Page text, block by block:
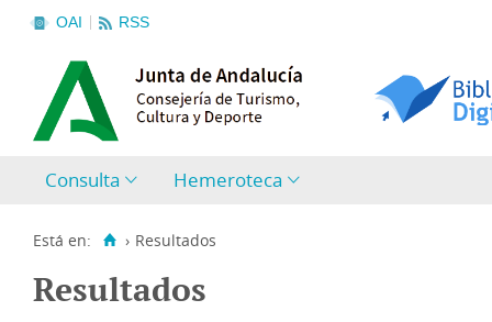
OAI RSS
Consulta Hemeroteca
Está en: › Resultados
Resultados